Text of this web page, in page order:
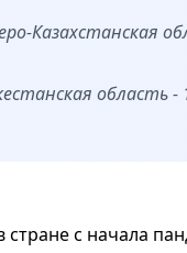
Казахстанская
область -
стране с начала